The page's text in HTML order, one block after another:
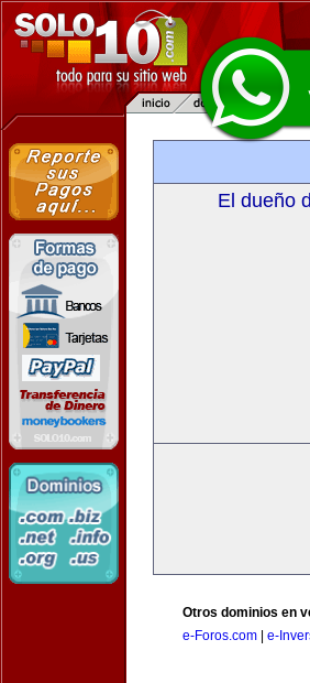
El dueño
Otros dominios en
e-Foros.com
e-